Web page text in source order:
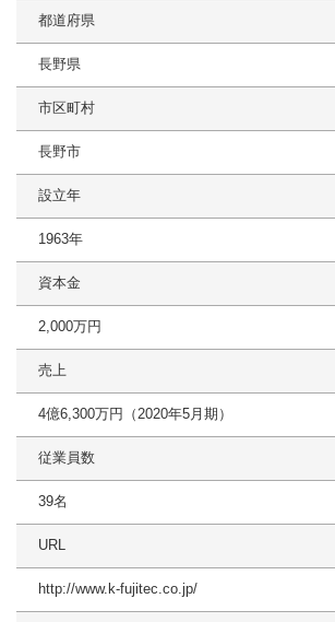
都道府県
長野県
市区町村
長野市
設立年
1963年
資本金
2,000万円
売上
4億6,300万円（2020年5月期）
従業員数
39名
URL
http://www.k-fujitec.co.jp/